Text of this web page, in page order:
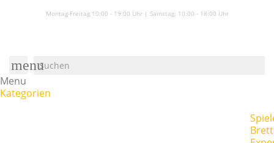
Montag-Freitag 10:00 - 19:00 Uhr | Samstag: 10:00 - 18:00 Uhr
menu
Menu
Kategorien